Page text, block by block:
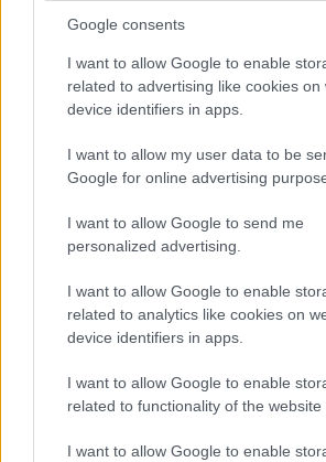
Google consents
I want to allow Google to enable
related to advertising like cookies on
device identifiers in apps.
I want to allow my user data to be
Google for online advertising
I want to allow Google to send me
personalized advertising.
I want to allow Google to enable
related to analytics like cookies on
device identifiers in apps.
I want to allow Google to enable
related to functionality of the website
I want to allow Google to enable
σταθερότητας πάει χέρι χέρι
αποτρεπτική δύναμη έστειλε
Άμυνας, Νίκος Δένδιας από
μιλώντας σε στελέχη της
μας επιζητεί ειρήνη και
Ακριβώς όμως για να επιτύχει
τη σταθερότητα πρέπει να
φανερό ότι θα προασπίσει
αποφασιστικότητα την
κυριαρχικά της δικαιώματα»,
χαρακτηριστικά ο υπουργός
Η Άγκυρα από την πλευρά της,
δικά της μηνύματα,
επιδιώξεις της τόσο στο
ένοπλες δυνάμεις μαζί με το